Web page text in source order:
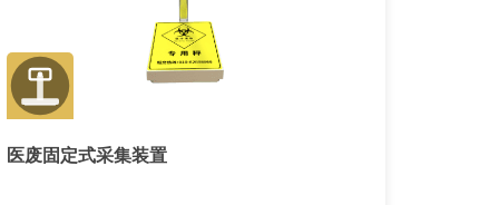
医废固定式采集装置